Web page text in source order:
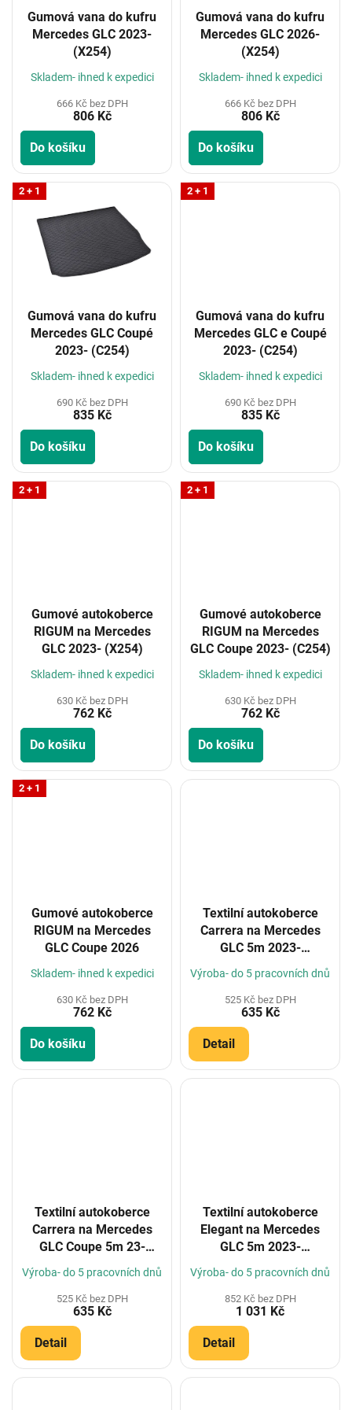
Gumová vana do kufru
Mercedes GLC 2023-
(X254)
Skladem- ihned k expedici
666 Kč bez DPH
806 Kč
Do košíku
Gumová vana do kufru
Mercedes GLC 2026-
(X254)
Skladem- ihned k expedici
666 Kč bez DPH
806 Kč
Do košíku
2 + 1
Gumová vana do kufru
Mercedes GLC Coupé
2023- (C254)
Skladem- ihned k expedici
690 Kč bez DPH
835 Kč
Do košíku
2 + 1
Gumová vana do kufru
Mercedes GLC e Coupé
2023- (C254)
Skladem- ihned k expedici
690 Kč bez DPH
835 Kč
Do košíku
2 + 1
Gumové autokoberce
RIGUM na Mercedes
GLC 2023- (X254)
Skladem- ihned k expedici
630 Kč bez DPH
762 Kč
Do košíku
2 + 1
Gumové autokoberce
RIGUM na Mercedes
GLC Coupe 2023- (C254)
Skladem- ihned k expedici
630 Kč bez DPH
762 Kč
Do košíku
2 + 1
Gumové autokoberce
RIGUM na Mercedes
GLC Coupe 2026
Skladem- ihned k expedici
630 Kč bez DPH
762 Kč
Do košíku
Textilní autokoberce
Carrera na Mercedes
GLC 5m 2023-
(Konfigurátor)
Výroba- do 5 pracovních dnů
525 Kč bez DPH
635 Kč
Detail
Textilní autokoberce
Carrera na Mercedes
GLC Coupe 5m 23-
(Konfigurátor)
Výroba- do 5 pracovních dnů
525 Kč bez DPH
635 Kč
Detail
Textilní autokoberce
Elegant na Mercedes
GLC 5m 2023-
(Konfigurátor)
Výroba- do 5 pracovních dnů
852 Kč bez DPH
1 031 Kč
Detail